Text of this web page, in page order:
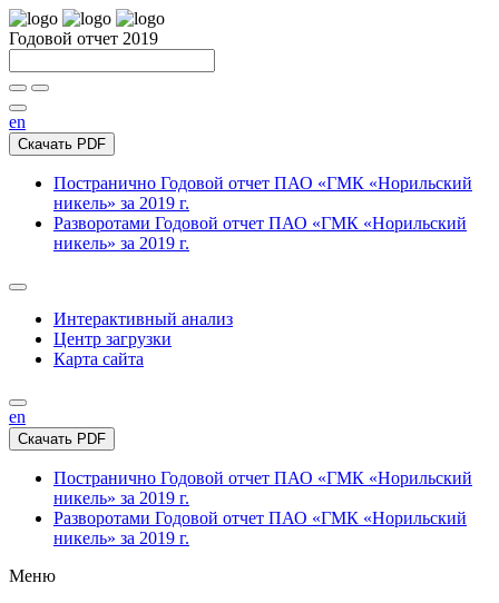
Годовой отчет 2019
en
Скачать PDF
Постранично Годовой отчет ПАО «ГМК «Норильский
никель» за 2019 г.
Разворотами Годовой отчет ПАО «ГМК «Норильский
никель» за 2019 г.
Интерактивный анализ
Центр загрузки
Карта сайта
en
Скачать PDF
Постранично Годовой отчет ПАО «ГМК «Норильский
никель» за 2019 г.
Разворотами Годовой отчет ПАО «ГМК «Норильский
никель» за 2019 г.
Меню